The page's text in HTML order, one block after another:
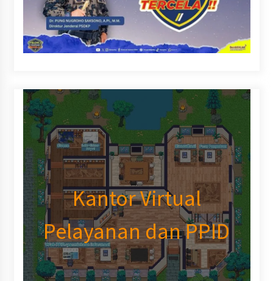
Kantor Virtual
Pelayanan dan PPID